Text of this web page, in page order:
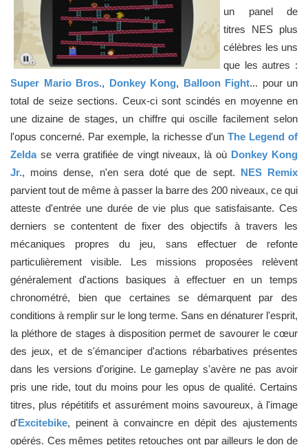
un panel de
titres NES plus
célèbres les uns
que les autres :
Super Mario Bros., Donkey Kong, Balloon Fight... pour un
total de seize sections. Ceux-ci sont scindés en moyenne en
une dizaine de stages, un chiffre qui oscille facilement selon
l'opus concerné. Par exemple, la richesse d'un The Legend of
Zeldase verra gratifiée de vingt niveaux, là où Donkey Kong
Jr., moins dense, n'en sera doté que de sept. NES Remix
parvient tout de même à passer la barre des 200 niveaux, ce qui
atteste d'entrée une durée de vie plus que satisfaisante. Ces
derniers se contentent de fixer des objectifs à travers les
mécaniques propres du jeu, sans effectuer de refonte
particulièrement visible. Les missions proposées relèvent
généralement d'actions basiques à effectuer en un temps
chronométré, bien que certaines se démarquent par des
conditions à remplir sur le long terme. Sans en dénaturer l'esprit,
la pléthore de stages à disposition permet de savourer le cœur
des jeux, et de s'émanciper d'actions rébarbatives présentes
dans les versions d'origine. Le gameplay s'avère ne pas avoir
pris une ride, tout du moins pour les opus de qualité. Certains
titres, plus répétitifs et assurément moins savoureux, à l'image
d'Excitebike, peinent à convaincre en dépit des ajustements
opérés. Ces mêmes petites retouches ont par ailleurs le don de